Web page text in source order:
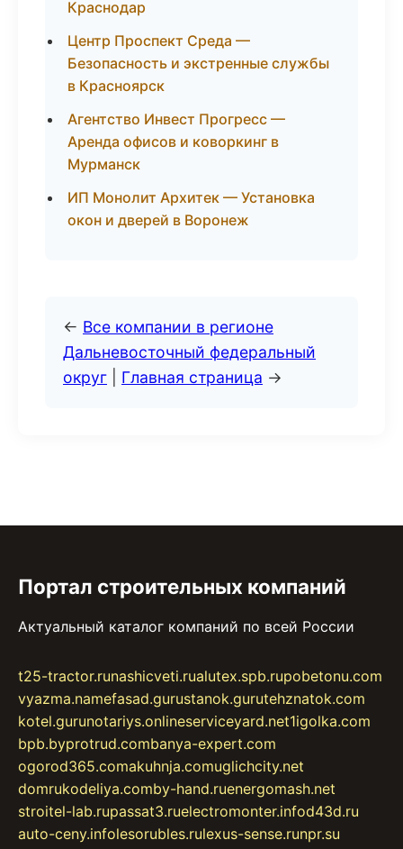
Краснодар
Центр Проспект Среда —
Безопасность и экстренные службы
в Красноярск
Агентство Инвест Прогресс —
Аренда офисов и коворкинг в
Мурманск
ИП Монолит Архитек — Установка
окон и дверей в Воронеж
← Все компании в регионе
Дальневосточный федеральный
округ
Главная страница →
Портал строительных компаний
Актуальный каталог компаний по всей России
t25-tractor.runashicveti.rualutex.spb.rupobetonu.com
vyazma.namefasad.gurustanok.gurutehznatok.com
kotel.gurunotariys.onlineserviceyard.net1igolka.com
bpb.byprotrud.combanya-expert.com
ogorod365.comakuhnja.comuglichcity.net
domrukodeliya.comby-hand.ruenergomash.net
stroitel-lab.rupassat3.ruelectromonter.infod43d.ru
auto-ceny.infolesorubles.rulexus-sense.runpr.su